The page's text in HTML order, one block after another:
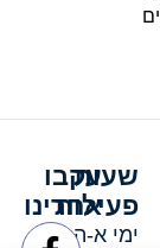
שעות
פעילות
ימי א-ה:
עקבו
אחרינו